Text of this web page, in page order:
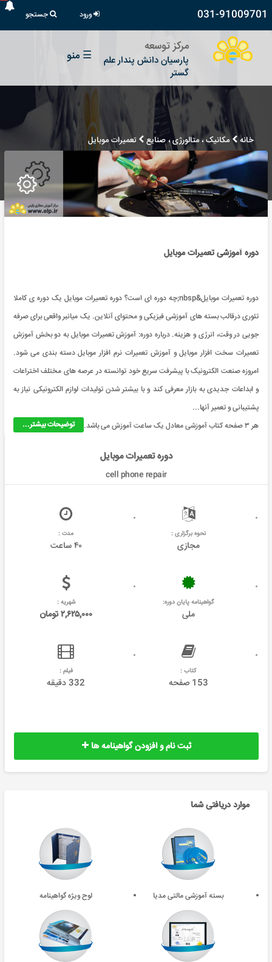
031-91009701 ورود جستجو
مرکز توسعه
پارسیان دانش پندار علم
گستر
☰ منو
خانه مکانیک ، متالورژی ، صنایع تعمیرات موبایل
دوره آموزشی تعمیرات موبایل
دوره تعمیرات موبایل&nbsp;چه دوره ای است؟ دوره تعمیرات موبایل یک دوره ی کاملا
تئوری درقالب بسته های آموزشی فیزیکی و محتوای آنلاین. یک میانبر واقعی برای صرفه
جویی در وقت، انرژی و هزینه. درباره دوره: آموزش تعمیرات موبایل به دو بخش آموزش
تعمیرات سخت افزار موبایل و آموزش تعمیرات نرم افزار موبایل دسته بندی می شود.
امروزه صنعت الکترونیک با پیشرفت سریع خود توانسته در عرصه های مختلف اختراعات
و ابداعات جدیدی به بازار معرفی کند و با بیشتر شدن تولیدات لوازم الکترونیکی نیاز به
پشتیبانی و تعمیر آنها...
توضیحات بیشتر...
هر ۳ صفحه کتاب آموزشی معادل یک ساعت آموزش می باشد.
دوره تعمیرات موبایل
cell phone repair
نحوه برگزاری :
مجازی
مدت :
۴۰ ساعت
گواهینامه پایان دوره:
ملی
شهریه :
۲,۶۲۵,۰۰۰ تومان
کتاب :
153 صفحه
فیلم :
332 دقیقه
ثبت نام و افزودن گواهینامه ها
موارد دریافتی شما
بسته آموزشی مالتی مدیا لوح ویژه گواهینامه